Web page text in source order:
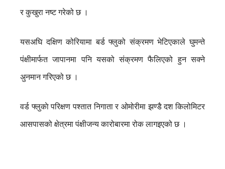
र कुखुरा नष्ट गरेको छ ।
यसअघि दक्षिण कोरियामा बर्ड फ्लुको संक्रमण भेटिएकाले घुमन्ते
पंक्षीमार्फत जापानमा पनि यसको संक्रमण फैलिएको हुन सक्ने
अुनमान गरिएको छ ।
वर्ड फ्लुकाे परिक्षण पश्तात निगाता र ओमोरीमा झण्डै दश किलोमिटर
आसपासको क्षेत्रमा पंक्षीजन्य कारोबारमा रोक लागइएको छ ।